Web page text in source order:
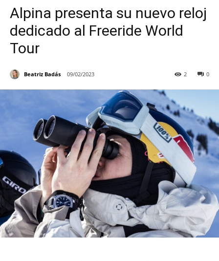
Alpina presenta su nuevo reloj
dedicado al Freeride World
Tour
Beatriz Badás 09/02/2023 0
2